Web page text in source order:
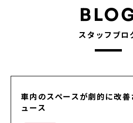
スタッフブロ
車内のスペースが劇的に改
ュース